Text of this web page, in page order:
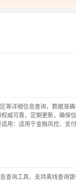
等详细信息查询，数据准
威可靠，定期更新，确保
用：适用于金融风控、支
查询工具，支持离线查询